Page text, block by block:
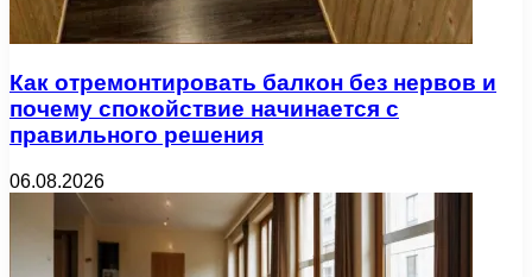
Как отремонтировать балкон без нервов и
почему спокойствие начинается с
правильного решения
06.08.2026